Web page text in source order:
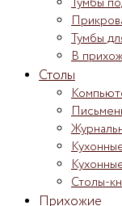
Тумбы
В
Столы
Столы-
Прихожие